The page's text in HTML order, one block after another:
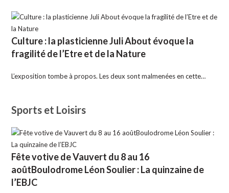
Culture : la plasticienne Juli About évoque la
fragilité de l’Etre et de la Nature
L’exposition tombe à propos. Les deux sont malmenées en cette…
Sports et Loisirs
Fête votive de Vauvert du 8 au 16
aoûtBoulodrome Léon Soulier : La quinzaine de
l’EBJC